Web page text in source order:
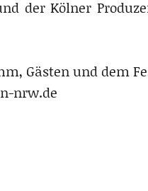
der Kölner
Gästen und dem
nrw.de